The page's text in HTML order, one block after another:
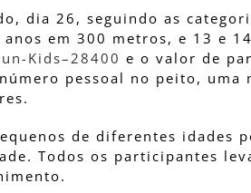
dia 26, seguindo as
em 300 metros, e 13 e
Kids–28400 e o valor de
pessoal no peito, uma
de diferentes idades
Todos os participantes